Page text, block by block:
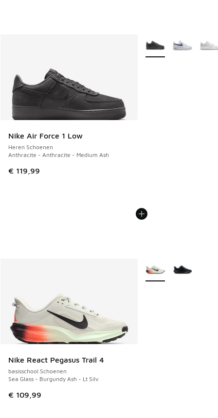
Nike Air Force 1 Low
Heren Schoenen
Anthracite - Anthracite - Medium Ash
€ 119,99
Meer kleuren
Nike React Pegasus Trail 4
basisschool Schoenen
Sea Glass - Burgundy Ash - Lt Silv
€ 109,99
Meer kleuren